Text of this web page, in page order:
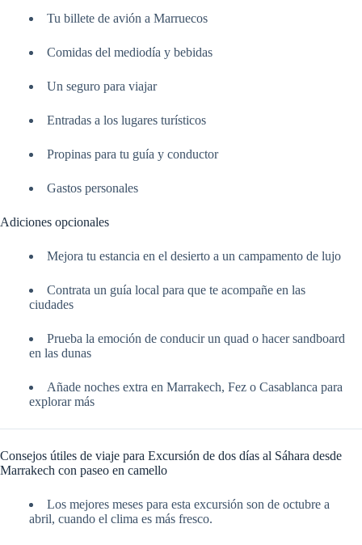
Tu billete de avión a Marruecos
Comidas del mediodía y bebidas
Un seguro para viajar
Entradas a los lugares turísticos
Propinas para tu guía y conductor
Gastos personales
Adiciones opcionales
Mejora tu estancia en el desierto a un campamento de lujo
Contrata un guía local para que te acompañe en las
ciudades
Prueba la emoción de conducir un quad o hacer sandboard
en las dunas
Añade noches extra en Marrakech, Fez o Casablanca para
explorar más
Consejos útiles de viaje para Excursión de dos días al Sáhara desde
Marrakech con paseo en camello
Los mejores meses para esta excursión son de octubre a
abril, cuando el clima es más fresco.